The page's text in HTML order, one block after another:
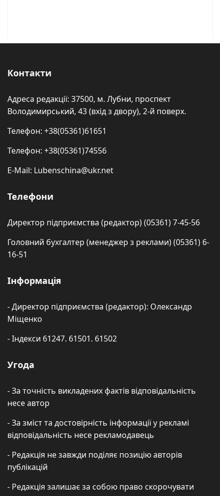
Контакти
Адреса редакції: 37500, м. Лубни, проспект
Володимирський, 43 (вхід з двору), 2-й поверх.
Телефон: +38(05361)61651
Телефон: +38(05361)74556
E-Mail: Lubenschina@ukr.net
Телефони
Директор підприємства (редактор) (05361) 7-45-56
Головний бухгалтер (менеджер з реклами) (05361) 6-
16-51
Інформація
- Директор підприємства (редактор): Олександр
Міщенко
- Індекси 61247. 61501. 61502
Угода
- За точність викладених фактів відповідальність
несе автор
- За зміст та достовірність інформації у рекламі
відповідальність несе рекламодавець
- Редакція не завжди поділяє позицію авторів
публікацій
- Редакція залишає за собою право скорочувати